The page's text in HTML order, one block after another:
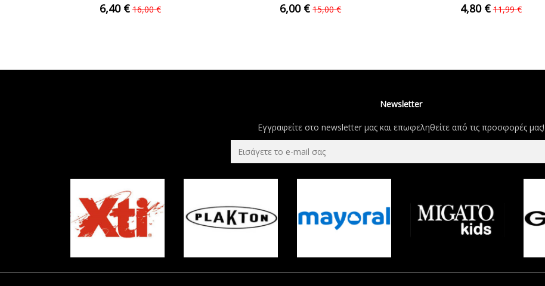
6,40 € 16,00 € 6,00 € 15,00 € 4,80 € 11,99 €
Newsletter
Εγγραφείτε στο newsletter μας και επωφεληθείτε από τις προσφορές μας!